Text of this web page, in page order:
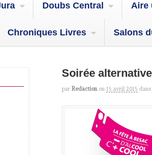
Doubs Central Aire
Chroniques Livres Salons
Soirée
par Redaction on 15 avril 2015 dans